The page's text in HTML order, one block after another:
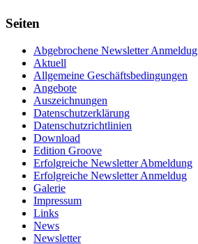
Seiten
Abgebrochene Newsletter Anmeldug
Aktuell
Allgemeine Geschäftsbedingungen
Angebote
Auszeichnungen
Datenschutzerklärung
Datenschutzrichtlinien
Download
Edition Groove
Erfolgreiche Newsletter Abmeldung
Erfolgreiche Newsletter Anmeldug
Galerie
Impressum
Links
News
Newsletter